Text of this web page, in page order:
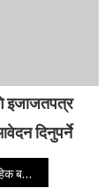
इजाजतपत्र
दिनुपर्ने
कारबाही माग